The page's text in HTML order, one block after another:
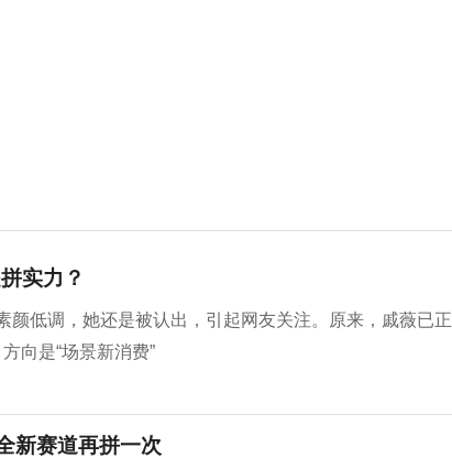
实力？
颜低调，她还是被认出，引起网友关注。原来，戚薇已正
向是“场景新消费”
新赛道再拼一次